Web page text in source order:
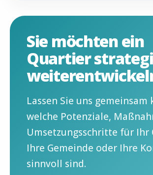
Sie möchten ein
Quartier
Lassen Sie uns gemeinsam
welche Potenziale,
Umsetzungsschritte für Ihr
Ihre Gemeinde oder Ihre
sinnvoll sind.